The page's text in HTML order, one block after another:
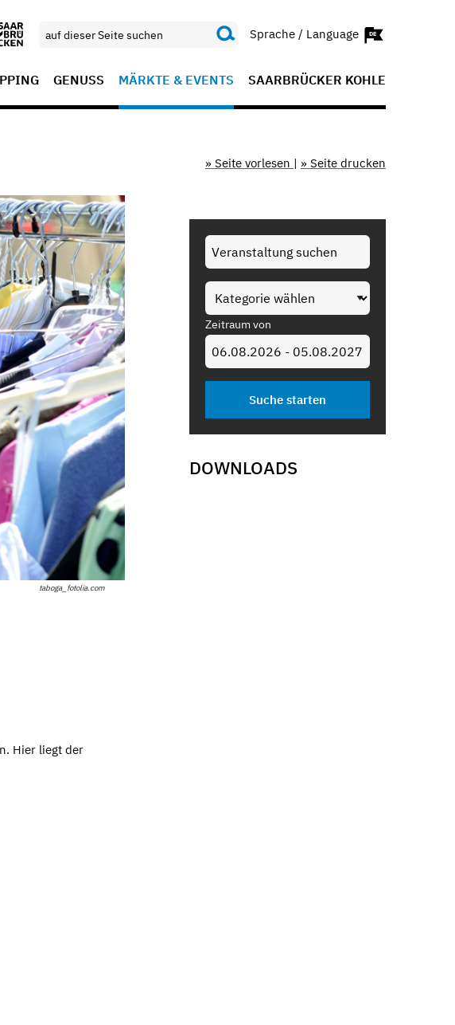
Sprache / Language
GENUSS MÄRKTE & EVENTS SAARBRÜCKER KOHLE
» Seite vorlesen | » Seite drucken
taboga_fotolia.com
Hier liegt der
Zeitraum von
DOWNLOADS